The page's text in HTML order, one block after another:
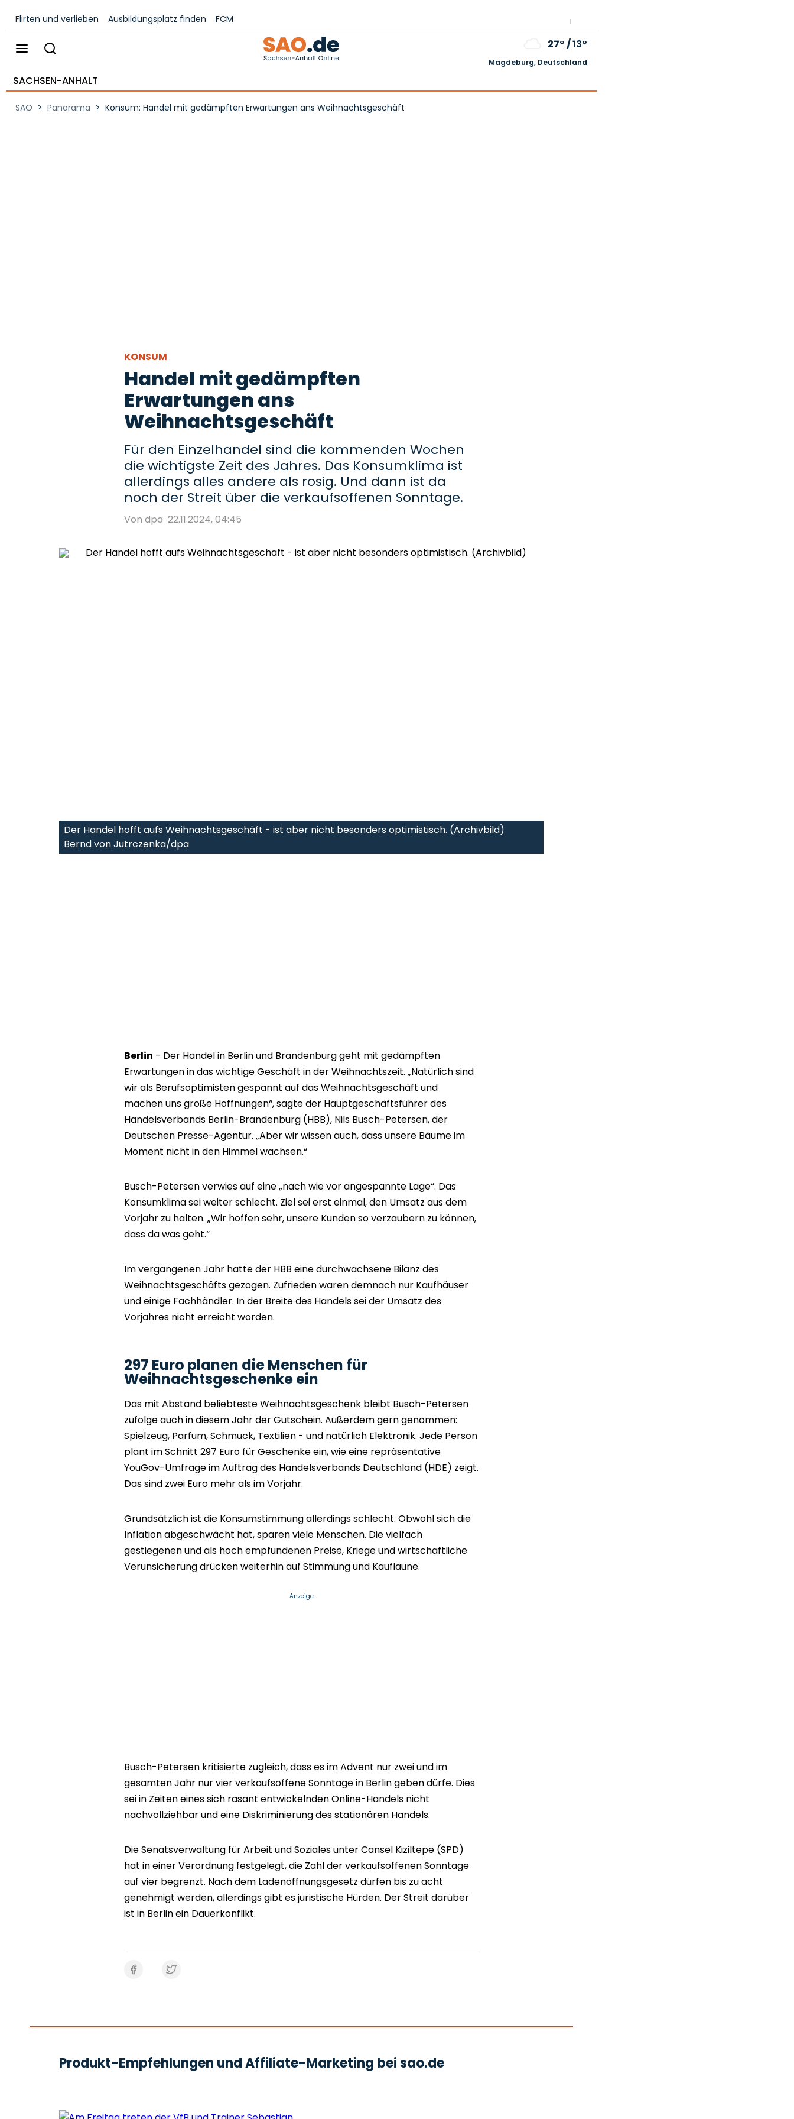
Flirten und verlieben Ausbildungsplatz finden FCM
27°/13°
Magdeburg, Deutschland
SACHSEN-ANHALT
SAO > Panorama > Konsum: Handel mit gedämpften Erwartungen ans Weihnachtsgeschäft
KONSUM
Handel mit gedämpften
Erwartungen ans
Weihnachtsgeschäft
Für den Einzelhandel sind die kommenden Wochen
die wichtigste Zeit des Jahres. Das Konsumklima ist
allerdings alles andere als rosig. Und dann ist da
noch der Streit über die verkaufsoffenen Sonntage.
Von dpa 22.11.2024, 04:45
Der Handel hofft aufs Weihnachtsgeschäft - ist aber nicht besonders optimistisch. (Archivbild)
Bernd von Jutrczenka/dpa
Berlin - Der Handel in Berlin und Brandenburg geht mit gedämpften
Erwartungen in das wichtige Geschäft in der Weihnachtszeit. „Natürlich sind
wir als Berufsoptimisten gespannt auf das Weihnachtsgeschäft und
machen uns große Hoffnungen“, sagte der Hauptgeschäftsführer des
Handelsverbands Berlin-Brandenburg (HBB), Nils Busch-Petersen, der
Deutschen Presse-Agentur. „Aber wir wissen auch, dass unsere Bäume im
Moment nicht in den Himmel wachsen.“
Busch-Petersen verwies auf eine „nach wie vor angespannte Lage“. Das
Konsumklima sei weiter schlecht. Ziel sei erst einmal, den Umsatz aus dem
Vorjahr zu halten. „Wir hoffen sehr, unsere Kunden so verzaubern zu können,
dass da was geht.“
Im vergangenen Jahr hatte der HBB eine durchwachsene Bilanz des
Weihnachtsgeschäfts gezogen. Zufrieden waren demnach nur Kaufhäuser
und einige Fachhändler. In der Breite des Handels sei der Umsatz des
Vorjahres nicht erreicht worden.
297 Euro planen die Menschen für
Weihnachtsgeschenke ein
Das mit Abstand beliebteste Weihnachtsgeschenk bleibt Busch-Petersen
zufolge auch in diesem Jahr der Gutschein. Außerdem gern genommen:
Spielzeug, Parfum, Schmuck, Textilien - und natürlich Elektronik. Jede Person
plant im Schnitt 297 Euro für Geschenke ein, wie eine repräsentative
YouGov-Umfrage im Auftrag des Handelsverbands Deutschland (HDE) zeigt.
Das sind zwei Euro mehr als im Vorjahr.
Grundsätzlich ist die Konsumstimmung allerdings schlecht. Obwohl sich die
Inflation abgeschwächt hat, sparen viele Menschen. Die vielfach
gestiegenen und als hoch empfundenen Preise, Kriege und wirtschaftliche
Verunsicherung drücken weiterhin auf Stimmung und Kauflaune.
Anzeige
Busch-Petersen kritisierte zugleich, dass es im Advent nur zwei und im
gesamten Jahr nur vier verkaufsoffene Sonntage in Berlin geben dürfe. Dies
sei in Zeiten eines sich rasant entwickelnden Online-Handels nicht
nachvollziehbar und eine Diskriminierung des stationären Handels.
Die Senatsverwaltung für Arbeit und Soziales unter Cansel Kiziltepe (SPD)
hat in einer Verordnung festgelegt, die Zahl der verkaufsoffenen Sonntage
auf vier begrenzt. Nach dem Ladenöffnungsgesetz dürfen bis zu acht
genehmigt werden, allerdings gibt es juristische Hürden. Der Streit darüber
ist in Berlin ein Dauerkonflikt.
Produkt-Empfehlungen und Affiliate-Marketing bei sao.de